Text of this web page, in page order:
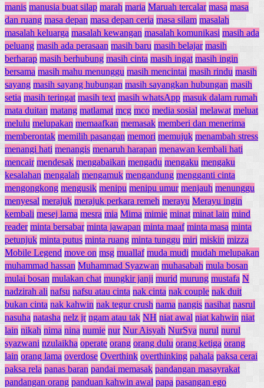
manis manusia buat silap marah maria Maruah tercalar masa masa
dan ruang masa depan masa depan ceria masa silam masalah
masalah keluarga masalah kewangan masalah komunikasi masih ada
peluang masih ada perasaan masih baru masih belajar masih
berharap masih berhubung masih cinta masih ingat masih ingin
bersama masih mahu menunggu masih mencintai masih rindu masih
sayang masih sayang hubungan masih sayangkan hubungan masih
setia masih teringat masih text masih whatsApp masuk dalam rumah
mata duitan matang matlamat mcg mco media sosial melawat meluat
melulu melupakan memaafkan memasak memberi dan menerima
memberontak memilih pasangan memori memujuk menambah stress
menangi hati menangis menaruh harapan menawan kembali hati
mencair mendesak mengabaikan mengadu mengaku mengaku
kesalahan mengalah mengamuk mengandung mengganti cinta
mengongkong mengusik menipu menipu umur menjauh menunggu
menyesal merajuk merajuk perkara remeh merayu Merayu ingin
kembali mesej lama mesra mia Mima mimie minat minat lain mind
reader minta bersabar minta jawapan minta maaf minta masa minta
petunjuk minta putus minta ruang minta tunggu miri miskin mizza
Mobile Legend move on msg muallaf muda mudi mudah melupakan
muhammad hassan Muhammad Syazwan muhasabah mula bosan
mulai bosan mulakan chat mungkir janji murid murung mustafa N
nadzirah ali nafsu nafsu atau cinta nak cinta nak couple nak duit
bukan cinta nak kahwin nak tegur crush nama nangis nasihat nasrul
nasuha natasha nelz jr ngam atau tak NH niat awal niat kahwin niat
lain nikah nima nina numie nur Nur Aisyah NurSya nurul nurul
syazwani nzulaikha operate orang orang dulu orang ketiga orang
lain orang lama overdose Overthink overthinking pahala paksa cerai
paksa rela panas baran pandai memasak pandangan masayrakat
pandangan orang panduan kahwin awal papa pasangan ego